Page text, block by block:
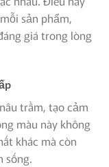
sản phẩm,
giá trong lòng
trầm, tạo cảm
màu này không
khác mà còn
sống.